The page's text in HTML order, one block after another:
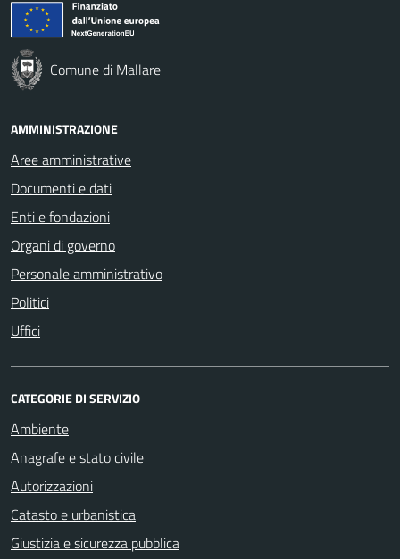
Comune di Mallare
AMMINISTRAZIONE
Aree amministrative
Documenti e dati
Enti e fondazioni
Organi di governo
Personale amministrativo
Politici
Uffici
CATEGORIE DI SERVIZIO
Ambiente
Anagrafe e stato civile
Autorizzazioni
Catasto e urbanistica
Giustizia e sicurezza pubblica